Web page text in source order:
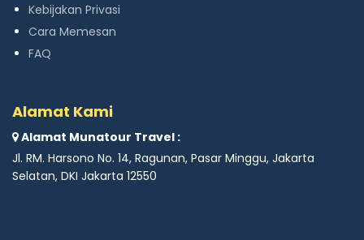
Kebijakan Privasi
Cara Memesan
FAQ
Alamat Kami
Alamat Munatour Travel :
Jl. RM. Harsono No. 14, Ragunan, Pasar Minggu, Jakarta
Selatan, DKI Jakarta 12550